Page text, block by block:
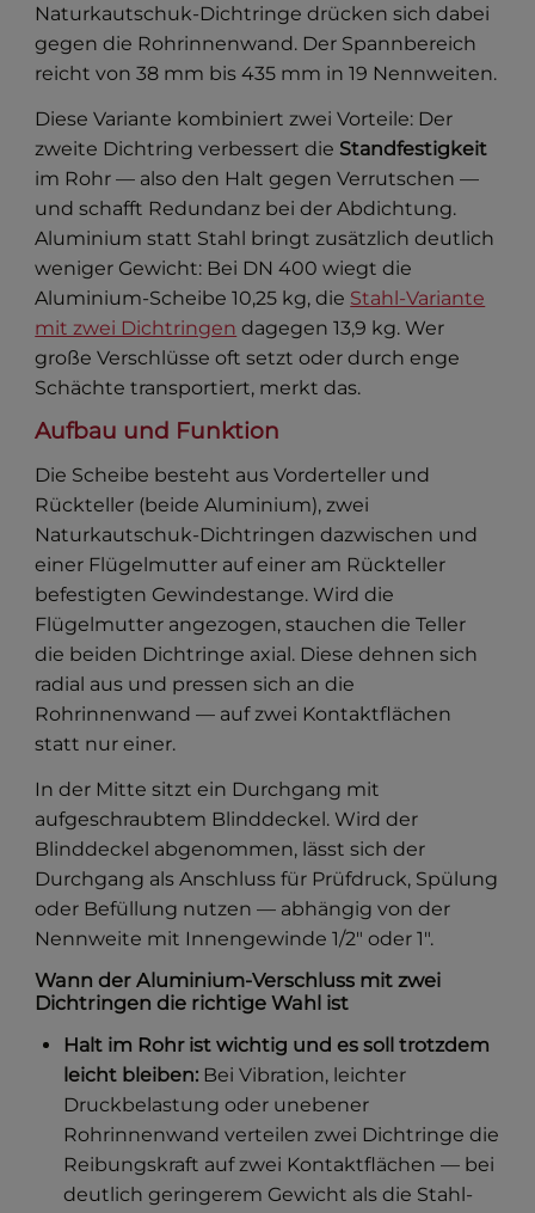
Naturkautschuk-Dichtringe drücken sich dabei
gegen die Rohrinnenwand. Der Spannbereich
reicht von 38 mm bis 435 mm in 19 Nennweiten.
Diese Variante kombiniert zwei Vorteile: Der
zweite Dichtring verbessert die Standfestigkeit
im Rohr — also den Halt gegen Verrutschen —
und schafft Redundanz bei der Abdichtung.
Aluminium statt Stahl bringt zusätzlich deutlich
weniger Gewicht: Bei DN 400 wiegt die
Aluminium-Scheibe 10,25 kg, die Stahl-Variante
mit zwei Dichtringen dagegen 13,9 kg. Wer
große Verschlüsse oft setzt oder durch enge
Schächte transportiert, merkt das.
Aufbau und Funktion
Die Scheibe besteht aus Vorderteller und
Rückteller (beide Aluminium), zwei
Naturkautschuk-Dichtringen dazwischen und
einer Flügelmutter auf einer am Rückteller
befestigten Gewindestange. Wird die
Flügelmutter angezogen, stauchen die Teller
die beiden Dichtringe axial. Diese dehnen sich
radial aus und pressen sich an die
Rohrinnenwand — auf zwei Kontaktflächen
statt nur einer.
In der Mitte sitzt ein Durchgang mit
aufgeschraubtem Blinddeckel. Wird der
Blinddeckel abgenommen, lässt sich der
Durchgang als Anschluss für Prüfdruck, Spülung
oder Befüllung nutzen — abhängig von der
Nennweite mit Innengewinde 1/2" oder 1".
Wann der Aluminium-Verschluss mit zwei
Dichtringen die richtige Wahl ist
Halt im Rohr ist wichtig und es soll trotzdem
leicht bleiben: Bei Vibration, leichter
Druckbelastung oder unebener
Rohrinnenwand verteilen zwei Dichtringe die
Reibungskraft auf zwei Kontaktflächen — bei
deutlich geringerem Gewicht als die Stahl-